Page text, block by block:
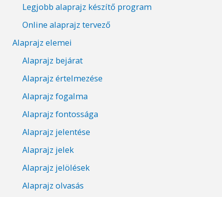
Legjobb alaprajz készítő program
Online alaprajz tervező
Alaprajz elemei
Alaprajz bejárat
Alaprajz értelmezése
Alaprajz fogalma
Alaprajz fontossága
Alaprajz jelentése
Alaprajz jelek
Alaprajz jelölések
Alaprajz olvasás